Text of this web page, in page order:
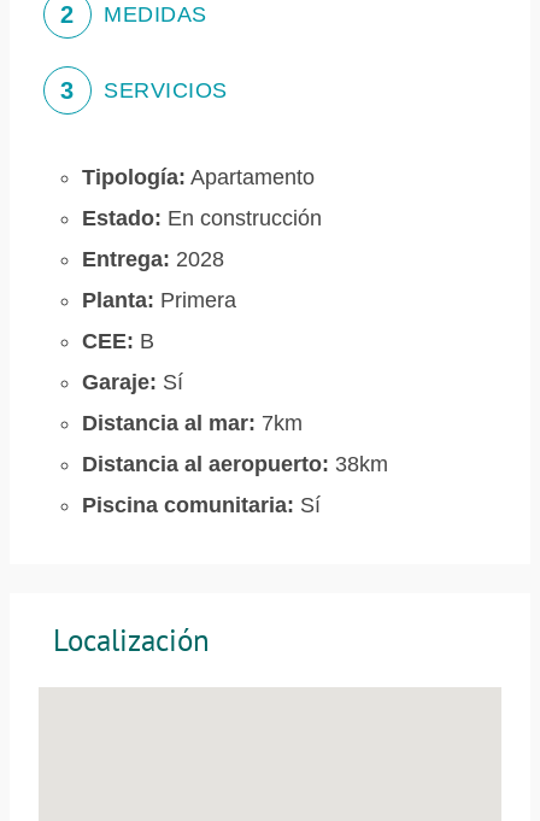
2 MEDIDAS
3 SERVICIOS
Tipología: Apartamento
Estado: En construcción
Entrega: 2028
Planta: Primera
CEE: B
Garaje: Sí
Distancia al mar: 7km
Distancia al aeropuerto: 38km
Piscina comunitaria: Sí
Localización